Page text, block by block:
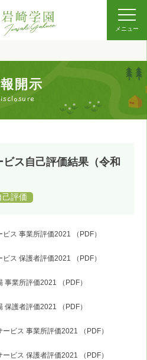
メニュー
開示
ス自己評価結果（令和
己評価
ス 事業所評価2021 （PDF）
ス 保護者評価2021 （PDF）
事業所評価2021 （PDF）
保護者評価2021 （PDF）
ービス 事業所評価2021 （PDF）
ービス 保護者評価2021 （PDF）